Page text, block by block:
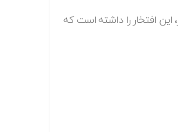
افتخار را داشته است که